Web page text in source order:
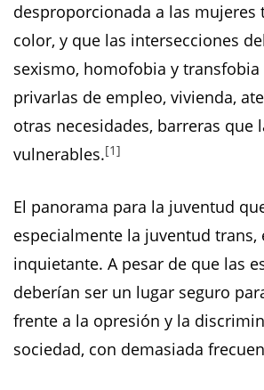
desproporcionada a las mujeres
color, y que las intersecciones
sexismo, homofobia y
privarlas de empleo, vivienda,
otras necesidades, barreras que
vulnerables.[1]
El panorama para la juventud
especialmente la juventud trans,
inquietante. A pesar de que las
deberían ser un lugar seguro
frente a la opresión y la
sociedad, con demasiada